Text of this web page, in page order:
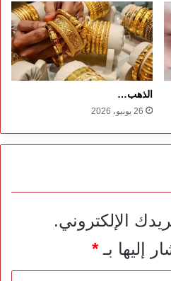
الذهب…
26 يونيو، 2026
الإلكتروني.
إليها بـ*